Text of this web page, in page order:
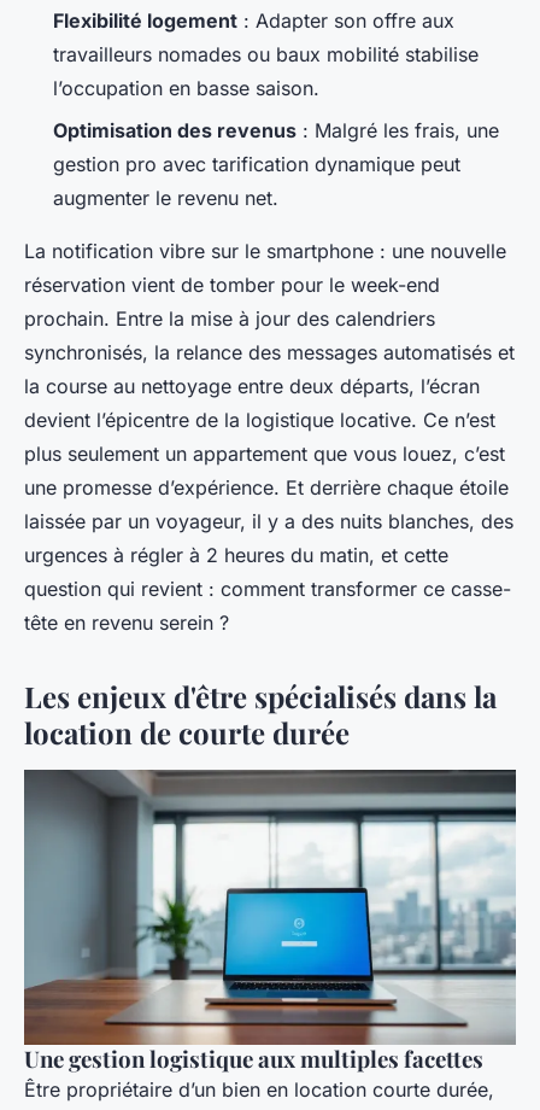
Flexibilité logement : Adapter son offre aux
travailleurs nomades ou baux mobilité stabilise
l’occupation en basse saison.
Optimisation des revenus : Malgré les frais, une
gestion pro avec tarification dynamique peut
augmenter le revenu net.
La notification vibre sur le smartphone : une nouvelle
réservation vient de tomber pour le week-end
prochain. Entre la mise à jour des calendriers
synchronisés, la relance des messages automatisés et
la course au nettoyage entre deux départs, l’écran
devient l’épicentre de la logistique locative. Ce n’est
plus seulement un appartement que vous louez, c’est
une promesse d’expérience. Et derrière chaque étoile
laissée par un voyageur, il y a des nuits blanches, des
urgences à régler à 2 heures du matin, et cette
question qui revient : comment transformer ce casse-
tête en revenu serein ?
Les enjeux d'être spécialisés dans la
location de courte durée
Une gestion logistique aux multiples facettes
Être propriétaire d’un bien en location courte durée,